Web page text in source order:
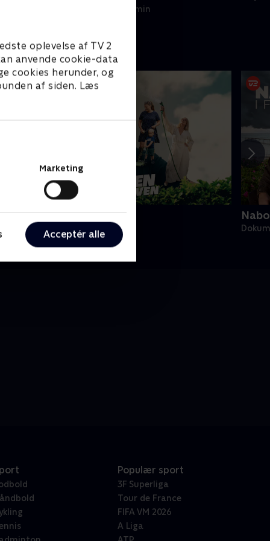
oplevelse af TV 2
anvende cookie-data
cookies herunder, og
af siden. Læs
Marketing
Acceptér alle
6. januar 2020 • 27 min
om kolonihaven
• 2 sæsoner
Populær sport
3F Superliga
Tour de France
FIFA VM 2026
A Liga